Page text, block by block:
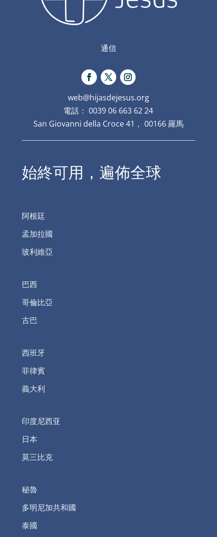
通信
web@hijasdejesus.org
電話： 0039 06 663 62 24
San Giovanni della Croce 41， 00166 羅馬
始終可用，遍佈全球
阿根廷
孟加拉國
玻利維亞
巴西
哥倫比亞
古巴
西班牙
菲律賓
義大利
印度尼西亚
日本
莫三比克
秘魯
多明尼加共和國
泰國